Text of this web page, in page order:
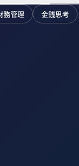
務管理 金銭思考